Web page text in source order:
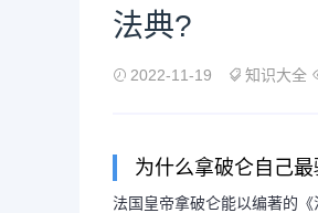
法典?
2022-11-19 知识大全
为什么拿破仑自己
法国皇帝拿破仑能以编著的